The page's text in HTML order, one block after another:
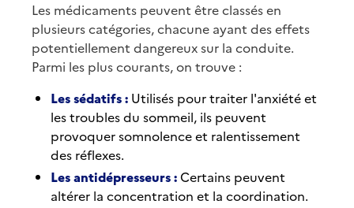
Les médicaments peuvent être classés en
plusieurs catégories, chacune ayant des effets
potentiellement dangereux sur la conduite.
Parmi les plus courants, on trouve :
Les sédatifs : Utilisés pour traiter l'anxiété et
les troubles du sommeil, ils peuvent
provoquer somnolence et ralentissement
des réflexes.
Les antidépresseurs :Certains peuvent
altérer la concentration et la coordination.